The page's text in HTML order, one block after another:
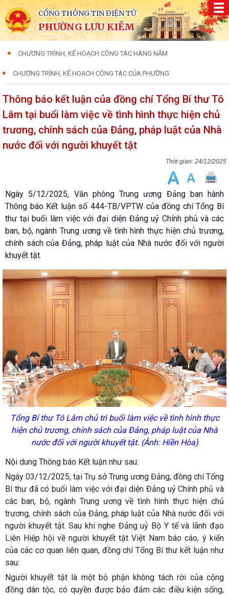
CỔNG THÔNG TIN ĐIỆN TỬ
PHƯỜNG LƯU KIẾM
CHƯƠNG TRÌNH, KẾ HOẠCH CÔNG TÁC HÀNG NĂM
CHƯƠNG TRÌNH, KẾ HOẠCH CÔNG TÁC CỦA PHƯỜNG
Thông báo kết luận của đồng chí Tổng Bí thư Tô
Lâm tại buổi làm việc về tình hình thực hiện chủ
trương, chính sách của Đảng, pháp luật của Nhà
nước đối với người khuyết tật
24/12/2025
Ngày 5/12/2025, Văn phòng Trung ương Đảng ban hành
Thông báo Kết luận số 444-TB/VPTW của đồng chí Tổng Bí
thư tại buổi làm việc với đại diện Đảng uỷ Chính phủ và các
ban, bộ, ngành Trung ương về tình hình thực hiện chủ trương,
chính sách của Đảng, pháp luật của Nhà nước đối với người
khuyết tật.
Tổng Bí thư Tô Lâm chủ trì buổi làm việc về tình hình thực
hiện chủ trương, chính sách của Đảng, pháp luật của Nhà
nước đối với người khuyết tật. (Ảnh: Hiền Hòa)
Nội dung Thông báo Kết luận như sau:
Ngày 03/12/2025, tại Trụ sở Trung ương Đảng, đồng chí Tổng
Bí thư đã có buổi làm việc với đại diện Đảng uỷ Chính phủ và
các ban, bộ, ngành Trung ương về tình hình thực hiện chủ
trương, chính sách của Đảng, pháp luật của Nhà nước đối với
người khuyết tật. Sau khi nghe Đảng uỷ Bộ Y tế và lãnh đạo
Liên Hiệp hội về người khuyết tật Việt Nam báo cáo, ý kiến
của các cơ quan liên quan, đồng chí Tổng Bí thư kết luận như
sau:
Người khuyết tật là một bộ phận không tách rời của cộng
đồng dân tộc, có quyền được bảo đảm các điều kiện sống,